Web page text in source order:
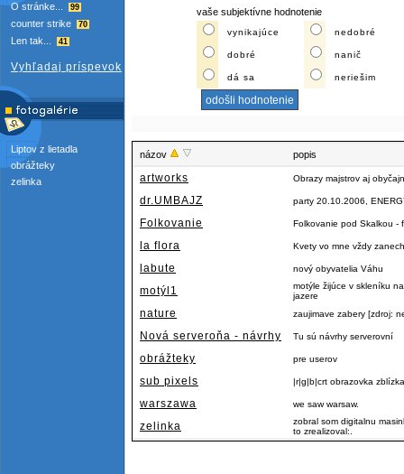
O stránke... 99
counter strike 70
Len tak... 41
Vyhľadaj príspevok
Liptov z lietadla
obrážteky
zelinka
vaše subjektívne hodnotenie
vynikajúce nedobré
dobré nanič
dá sa neriešim
názov popis
artworks Obrazy majstrov aj
dr.UMBAJZ party 20.10.2006,
Folkovanie Folkovanie pod Skalkou -
la flora Kvety vo mne vždy
labute nový obyvatelia Váhu
motýl1
motýle žijúce v skleníku
jazere
nature zaujimave zabery [zdroj:
Nová serveroňa - návrhy Tu sú návrhy serverovní
obrážteky pre userov
sub pixels |r|g|b|crt obrazovka
warszawa we saw warsaw.
zelinka
zobral som digitalnu
to zrealizoval:.